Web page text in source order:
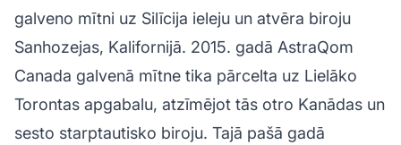
galveno mītni uz Silīcija ieleju un atvēra biroju
Sanhozejas, Kalifornijā. 2015. gadā AstraQom
Canada galvenā mītne tika pārcelta uz Lielāko
Torontas apgabalu, atzīmējot tās otro Kanādas un
sesto starptautisko biroju. Tajā pašā gadā